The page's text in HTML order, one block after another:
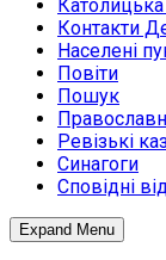
Контакти
Населені
Повіти
Пошук
Ревізькі
Синагоги
Сповідні
Expand Menu